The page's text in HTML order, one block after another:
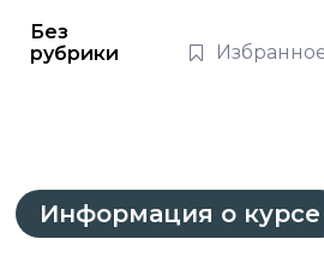
Без
рубрики
Информация о курсе